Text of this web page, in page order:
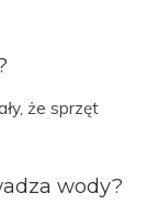
że sprzęt
wody?